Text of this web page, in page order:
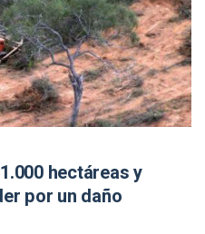
hectáreas y
por un daño